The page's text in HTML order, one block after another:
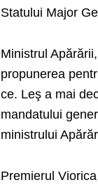
Statului Major
Ministrul
propunerea
ce. Leş a mai
mandatului
ministrului
Premierul